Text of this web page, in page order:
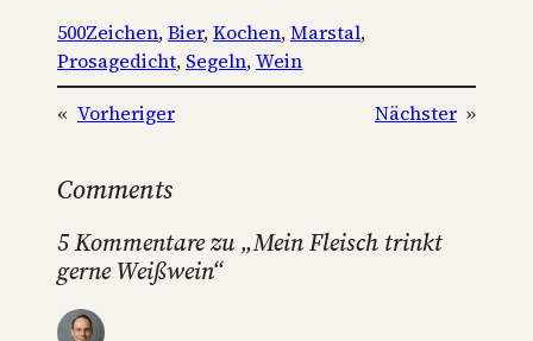
500Zeichen, Bier, Kochen, Marstal
Prosagedicht, Segeln, Wein
« Vorheriger Nächster »
Comments
5 Kommentare zu „Mein Fleisch trinkt
gerne Weißwein“